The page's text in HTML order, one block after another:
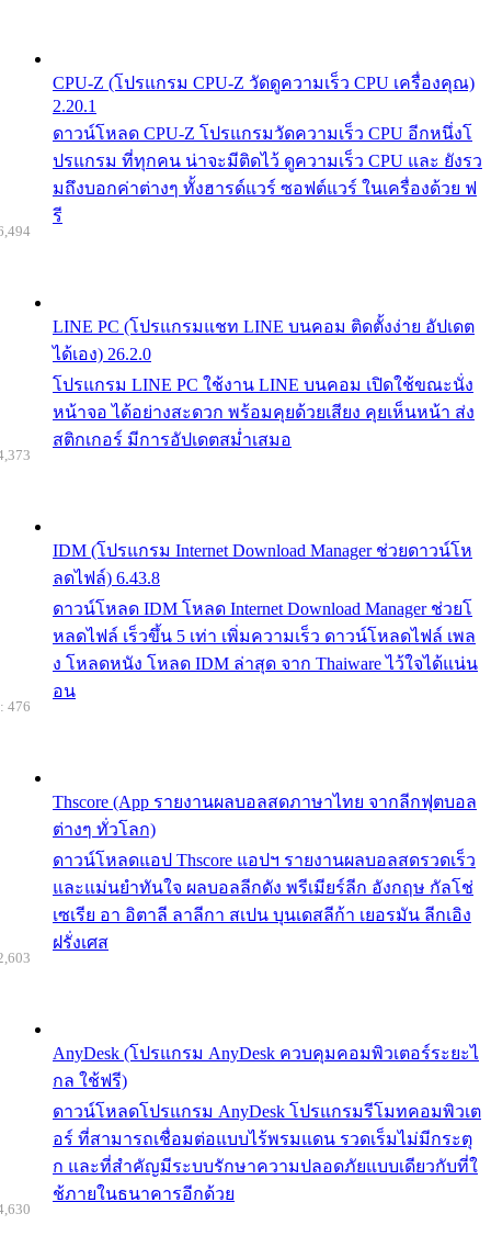
CPU-Z (โปรแกรม CPU-Z วัดดูความเร็ว CPU เครื่องคุณ)
2.20.1
ดาวน์โหลด CPU-Z โปรแกรมวัดความเร็ว CPU อีกหนึ่งโ
ปรแกรม ที่ทุกคน น่าจะมีติดไว้ ดูความเร็ว CPU และ ยังรว
มถึงบอกค่าต่างๆ ทั้งฮารด์แวร์ ซอฟต์แวร์ ในเครื่องด้วย ฟ
รี
LINE PC (โปรแกรมแชท LINE บนคอม ติดตั้งง่าย อัปเดต
ได้เอง) 26.2.0
โปรแกรม LINE PC ใช้งาน LINE บนคอม เปิดใช้ขณะนั่ง
หน้าจอ ได้อย่างสะดวก พร้อมคุยด้วยเสียง คุยเห็นหน้า ส่ง
สติกเกอร์ มีการอัปเดตสม่ำเสมอ
IDM (โปรแกรม Internet Download Manager ช่วยดาวน์โห
ลดไฟล์) 6.43.8
ดาวน์โหลด IDM โหลด Internet Download Manager ช่วยโ
หลดไฟล์ เร็วขึ้น 5 เท่า เพิ่มความเร็ว ดาวน์โหลดไฟล์ เพล
ง โหลดหนัง โหลด IDM ล่าสุด จาก Thaiware ไว้ใจได้แน่น
อน
Thscore (App รายงานผลบอลสดภาษาไทย จากลีกฟุตบอล
ต่างๆ ทั่วโลก)
ดาวน์โหลดแอป Thscore แอปฯ รายงานผลบอลสดรวดเร็ว
และแม่นยำทันใจ ผลบอลลีกดัง พรีเมียร์ลีก อังกฤษ กัลโช่
เซเรีย อา อิตาลี ลาลีกา สเปน บุนเดสลีก้า เยอรมัน ลีกเอิง
ฝรั่งเศส
476
AnyDesk (โปรแกรม AnyDesk ควบคุมคอมพิวเตอร์ระยะไ
กล ใช้ฟรี)
ดาวน์โหลดโปรแกรม AnyDesk โปรแกรมรีโมทคอมพิวเต
อร์ ที่สามารถเชื่อมต่อแบบไร้พรมแดน รวดเร็มไม่มีกระตุ
ก และที่สำคัญมีระบบรักษาความปลอดภัยแบบเดียวกับที่ใ
ช้ภายในธนาคารอีกด้วย